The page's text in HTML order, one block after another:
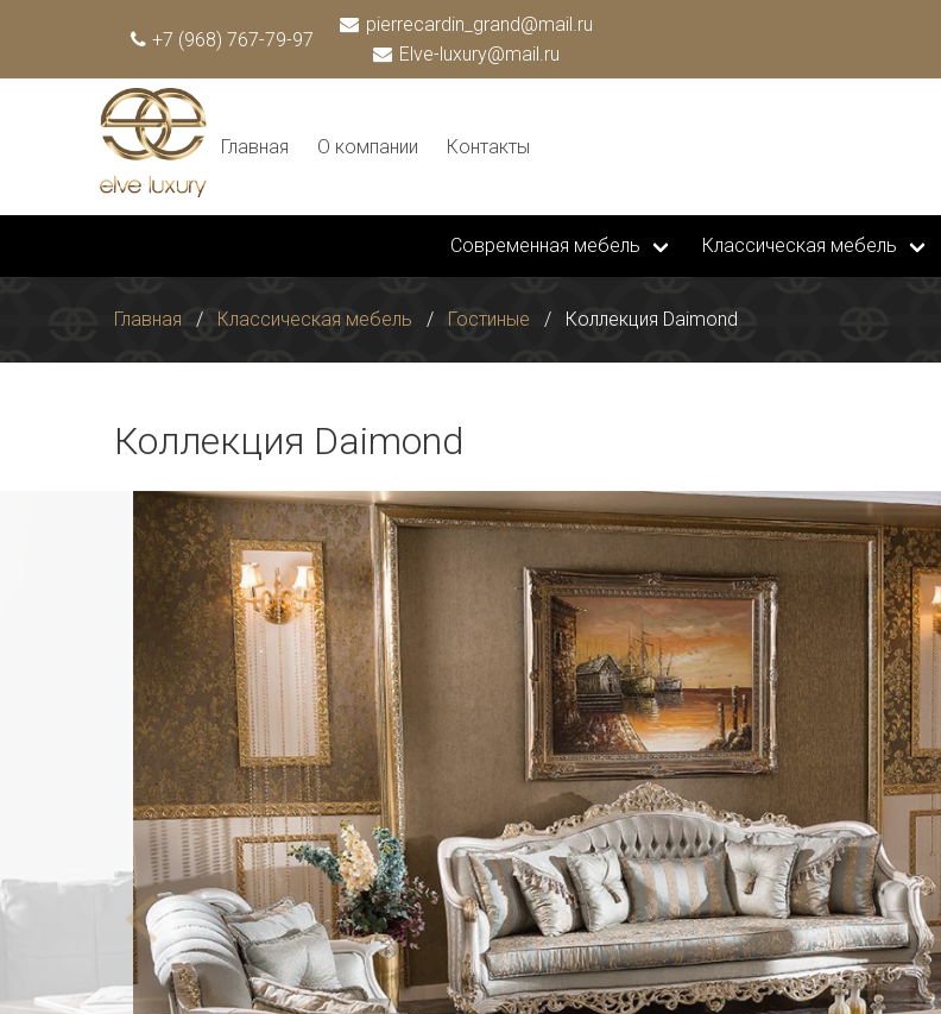
+7 (968) 767-79-97
pierrecardin_grand@mail.ru
Elve-luxury@mail.ru
Главная О компании Контакты
Современная мебель Классическая мебель
Главная Классическая мебель Гостиные Коллекция Daimond
Коллекция Daimond